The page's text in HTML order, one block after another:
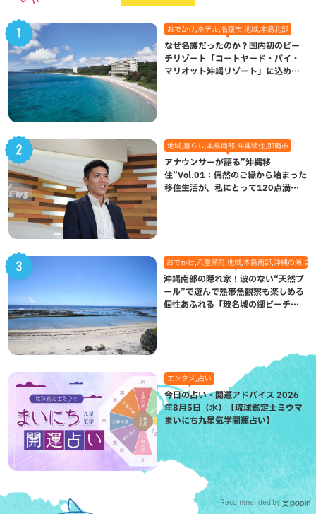
おでかけ,ホテル,名護市,地域,本島北部
なぜ名護だったのか？国内初のビー
チリゾート「コートヤード・バイ・
マリオット沖縄リゾート」に込めら
地域,暮らし,本島南部,沖縄移住,那覇市
アナウンサーが語る”沖縄移
住”Vol.01：偶然のご縁から始まった
移住生活が、私にとって120点満点
おでかけ,八重瀬町,地域,本島南部,沖縄の海,自
沖縄南部の隠れ家！波のない“天然プ
ール”で遊んで熱帯魚観察も楽しめる
個性あふれる「玻名城の郷ビーチ」
エンタメ,占い
今日の占い・開運アドバイス 2026
年8月5日（水）【琉球鑑定士ミウマ
まいにち九星気学開運占い】
Recommended by